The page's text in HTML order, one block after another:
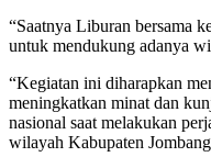
“Saatnya Liburan bersama
untuk mendukung adanya
“Kegiatan ini diharapkan
meningkatkan minat dan
nasional saat melakukan
wilayah Kabupaten